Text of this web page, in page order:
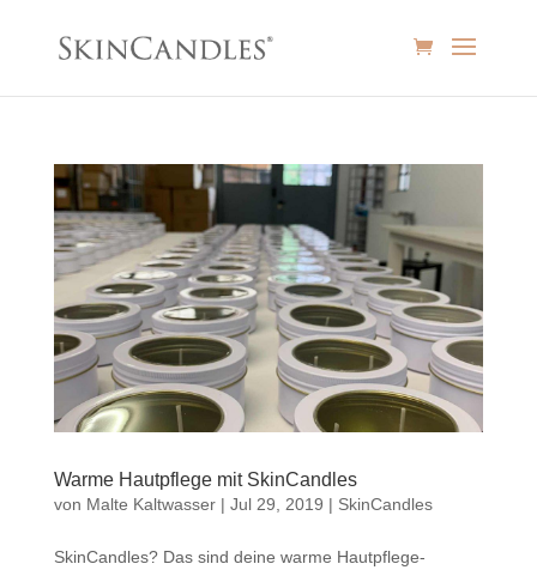
Warme Hautpflege mit SkinCandles
von Malte Kaltwasser| Jul 29, 2019 | SkinCandles
SkinCandles? Das sind deine warme Hautpflege-